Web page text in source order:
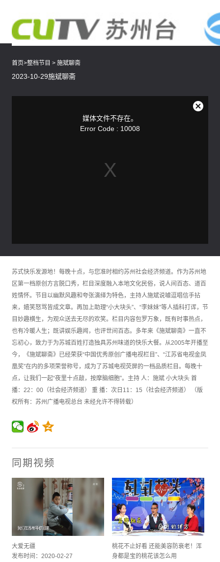
首页>整档节目 > 施斌聊斋
2023-10-29施斌聊斋
媒体文件不存在。
Error Code : 10008
关
苏式快乐发源地！每晚十点，与您准时相约苏州社会经济频道。作为苏州地
区第一档原创方言脱口秀，栏目深度融入本地文化民俗，说人间百态、道百
姓情怀。节目以幽默风趣和夸张演绎为特色，主持人施斌说噱逗唱信手拈
来，嬉笑怒骂皆成文章。再加上助理“小大块头”、“李妹妹”等人插科打诨，节
目妙趣横生，为观众送去无尽的欢笑。栏目内容包罗万象，既有时事热点，
也有冷暖人生；既讲娱乐趣闻，也评世间百态。多年来《施斌聊斋》一直不
忘初心，致力于为苏城百姓打造独具苏州味道的快乐大餐。从2005年开播至
今，《施斌聊斋》已经荣获“中国优秀原创广播电视栏目”、“江苏省电视金凤
凰奖”在内的多项荣誉称号，成为了苏城电视荧屏的一档品质栏目。每晚十
点，让我们一起“夜里十点敲，按摩脑细胞”。主持 人：施斌 小大块头 首
播：22：00（社会经济频道） 重 播：次日11：15（社会经济频道） （版
权所有：苏州广播电视总台 未经允许不得转载）
同期视频
大爱无疆
发布时间：2020-02-27
桃花不止好看 还能美容防衰老！浑
身都是宝的桃花该怎么用